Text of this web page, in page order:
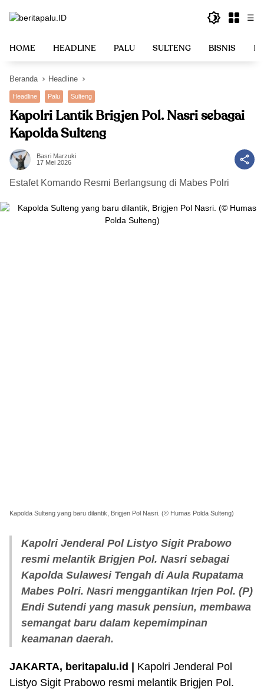
☰
HOME HEADLINE PALU SULTENG BISNIS
Beranda Headline
Headline Palu Sulteng
Kapolri Lantik Brigjen Pol. Nasri sebagai
Kapolda Sulteng
Basri Marzuki
17 Mei 2026
Estafet Komando Resmi Berlangsung di Mabes Polri
Kapolda Sulteng yang baru dilantik, Brigjen Pol Nasri. (© Humas Polda Sulteng)
Kapolri Jenderal Pol Listyo Sigit Prabowo
resmi melantik Brigjen Pol. Nasri sebagai
Kapolda Sulawesi Tengah di Aula Rupatama
Mabes Polri. Nasri menggantikan Irjen Pol. (P)
Endi Sutendi yang masuk pensiun, membawa
semangat baru dalam kepemimpinan
keamanan daerah.
JAKARTA, beritapalu.id | Kapolri Jenderal Pol
Listyo Sigit Prabowo resmi melantik Brigjen Pol.